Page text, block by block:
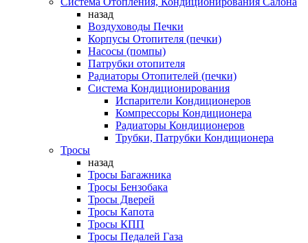
назад
Воздуховоды Печки
Корпусы Отопителя (печки)
Насосы (помпы)
Патрубки отопителя
Радиаторы Отопителей (печки)
Система Кондиционирования
Испарители Кондиционеров
Компрессоры Кондиционера
Радиаторы Кондиционеров
Трубки, Патрубки Кондиционера
Тросы
назад
Тросы Багажника
Тросы Бензобака
Тросы Дверей
Тросы Капота
Тросы КПП
Тросы Педалей Газа